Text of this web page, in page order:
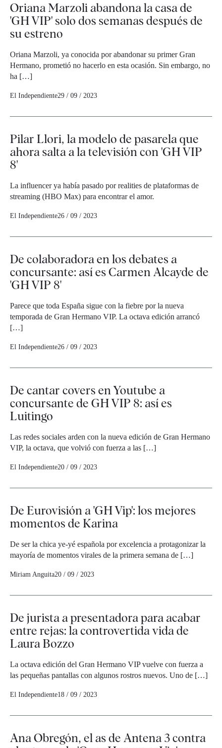
Oriana Marzoli abandona la casa de
'GH VIP' solo dos semanas después de
su estreno
Oriana Marzoli, ya conocida por abandonar su primer Gran
Hermano, prometió no hacerlo en esta ocasión. Sin embargo, no
ha […]
El Independiente29 / 09 / 2023
Pilar Llori, la modelo de pasarela que
ahora salta a la televisión con 'GH VIP
8'
La influencer ya había pasado por realities de plataformas de
streaming (HBO Max) para encontrar el amor.
El Independiente26 / 09 / 2023
De colaboradora en los debates a
concursante: así es Carmen Alcayde de
'GH VIP 8'
Parece que toda España sigue con la fiebre por la nueva
temporada de Gran Hermano VIP. La octava edición arrancó
[…]
El Independiente26 / 09 / 2023
De cantar covers en Youtube a
concursante de GH VIP 8: así es
Luitingo
Las redes sociales arden con la nueva edición de Gran Hermano
VIP, la octava, que volvió con fuerza a las […]
El Independiente20 / 09 / 2023
De Eurovisión a 'GH Vip': los mejores
momentos de Karina
De ser la chica ye-yé española por excelencia a protagonizar la
mayoría de momentos virales de la primera semana de […]
Miriam Anguita20 / 09 / 2023
De jurista a presentadora para acabar
entre rejas: la controvertida vida de
Laura Bozzo
La octava edición del Gran Hermano VIP vuelve con fuerza a
las pequeñas pantallas con algunos rostros nuevos. Uno de […]
El Independiente18 / 09 / 2023
Ana Obregón, el as de Antena 3 contra